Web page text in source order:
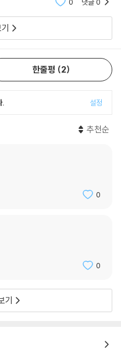
? 오늘은 2023년 2월 6일이에
에 한 번 오는 아주 특별한 날이
갈 기회가 없어요. 아니, 더 정
매는 기억은 어디쯤의 것일까.
을 구한다. 연락이 닿은 제보자
실화를 천천히 들려주기 시작하
한줄평 2
. 설정
추천순
0
0
기